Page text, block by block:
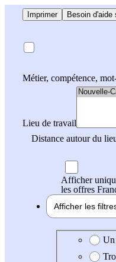
Imprimer Besoin d'aide
Métier, compétence,
Lieu de travail
Distance autour du
Afficher
les offres
Afficher les
Date de